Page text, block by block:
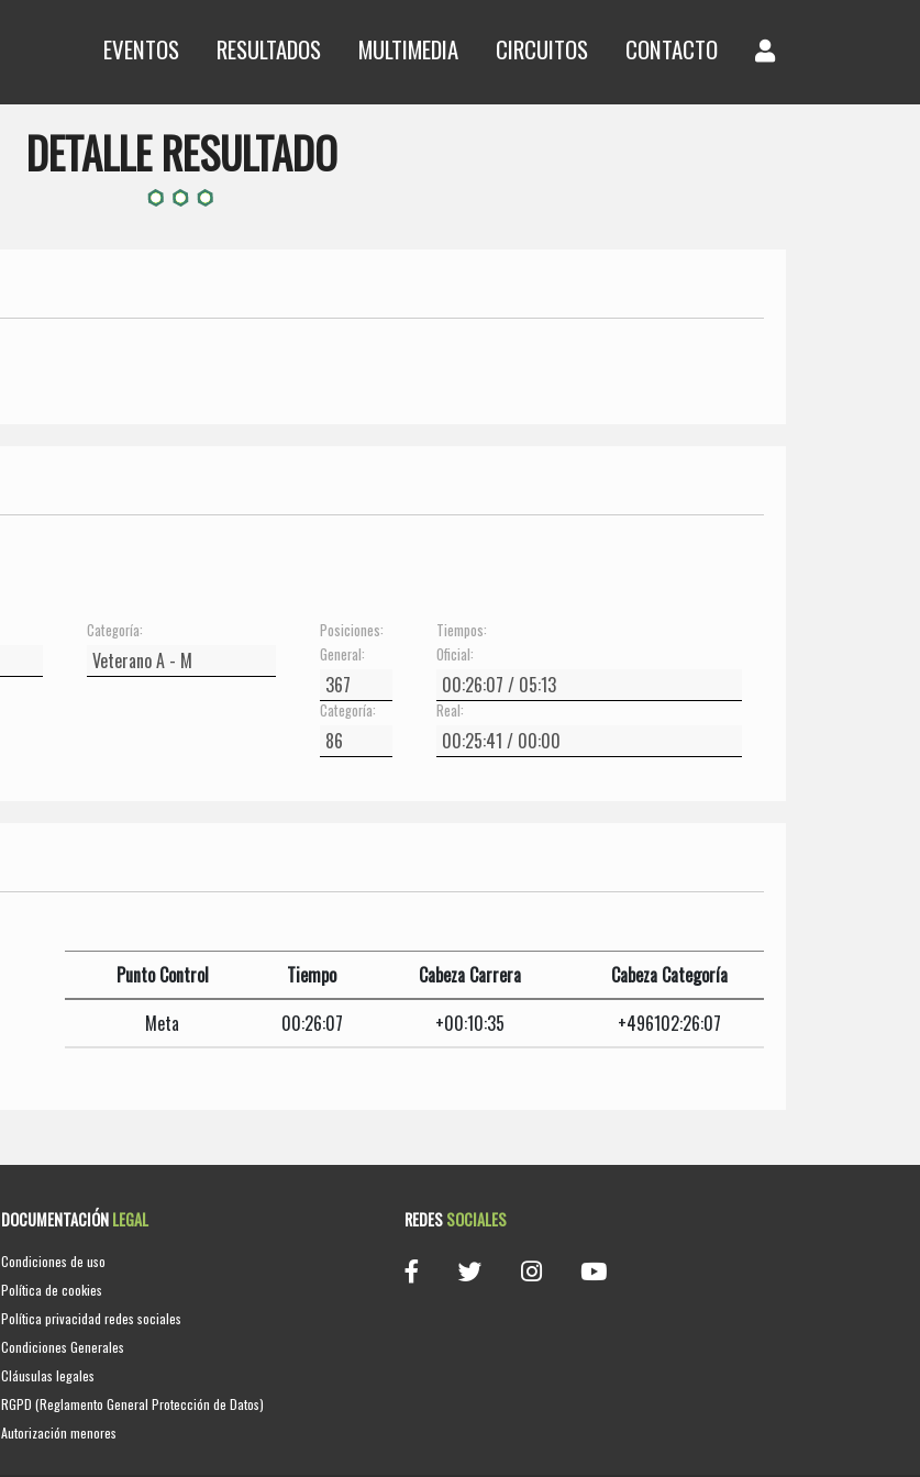
EVENTOS RESULTADOS MULTIMEDIA CIRCUITOS CONTACTO
DETALLE RESULTADO
Categoría:
Posiciones:
General:
Categoría:
Tiempos:
Oficial:
Real:
Punto Control Tiempo Cabeza Carrera
Cabeza Categoría
Meta
00:26:07 +00:10:35 +496102:26:07
DOCUMENTACIÓNLEGAL
Condiciones de uso
Política de cookies
Política privacidad redes sociales
Condiciones Generales
Cláusulas legales
RGPD (Reglamento General Protección de Datos)
Autorización menores
REDESSOCIALES